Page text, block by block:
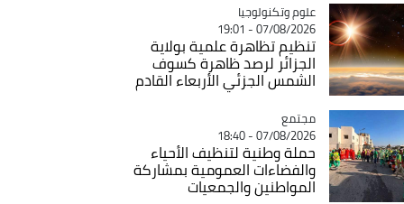
Catégorie
علوم وتكنولوجيا
07/08/2026 - 19:01
تنظيم تظاهرة علمية بولاية
الجزائر لرصد ظاهرة كسوف
الشمس الجزئي الأربعاء القادم
Catégorie
مجتمع
07/08/2026 - 18:40
حملة وطنية لتنظيف الأحياء
والفضاءات العمومية بمشاركة
المواطنين والجمعيات